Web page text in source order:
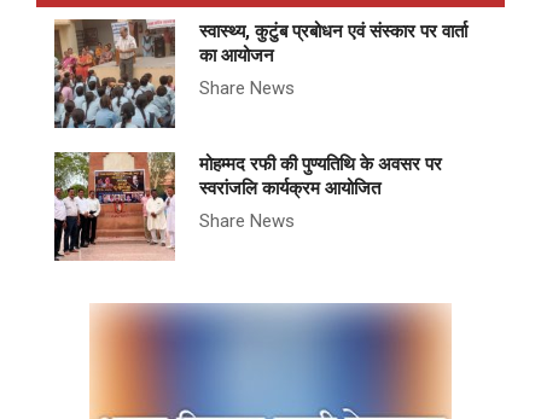
स्वास्थ्य, कुटुंब प्रबोधन एवं संस्कार पर वार्ता
का आयोजन
Share News
मोहम्मद रफी की पुण्यतिथि के अवसर पर
स्वरांजलि कार्यक्रम आयोजित
Share News